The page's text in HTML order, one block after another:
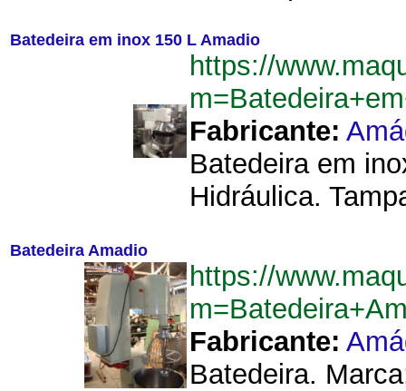
Batedeira em inox 150 L Amadio
https://
Fabricante:
Batedeira em
Hidráulica.
Batedeira Amadio
https://
Fabricante:
Batedeira.